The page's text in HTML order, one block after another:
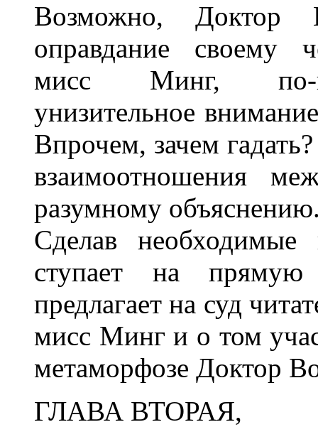
Возможно, Доктор
оправдание своему
мисс Минг, по-
унизительное
Впрочем, зачем
взаимоотношения
разумному
Сделав необходимые
ступает на прямую
предлагает на суд
мисс Минг и о том
метаморфозе Доктор
ГЛАВА ВТОРАЯ,